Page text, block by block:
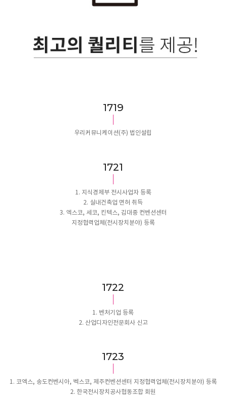
1815
우리커뮤니케이션(주) 법인설립
1817
1. 지식경제부 전시사업자 등록
2. 실내건축업 면허 취득
3. 엑스코, 세코, 킨텍스, 김대중 컨벤션센터
지정협력업체(전시장치분야) 등록
1818
1. 벤처기업 등록
2. 산업디자인전문회사 신고
1819
1. 코엑스, 송도컨벤시아, 벡스코, 제주컨벤션센터 지정협력업체(전시장치분야) 등록
2. 한국전시장치공사협동조합 회원